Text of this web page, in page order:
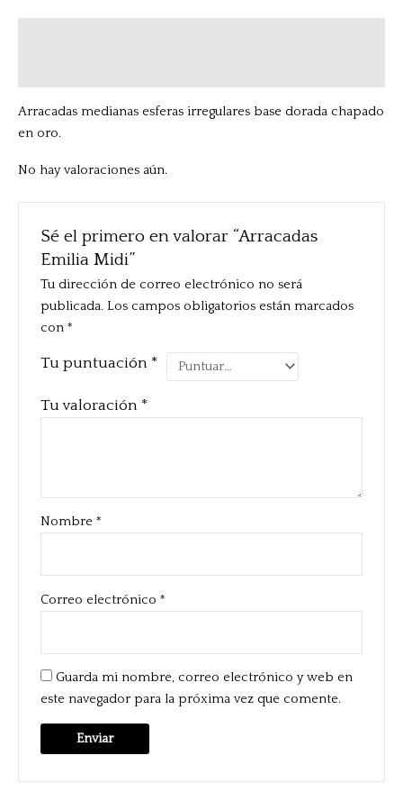
Arracadas medianas esferas irregulares base dorada chapado
en oro.
No hay valoraciones aún.
Sé el primero en valorar “Arracadas
Emilia Midi”
Tu dirección de correo electrónico no será
publicada. Los campos obligatorios están marcados
con*
Tu puntuación *
Tu valoración *
Nombre*
Correo electrónico*
Guarda mi nombre, correo electrónico y web en
este navegador para la próxima vez que comente.